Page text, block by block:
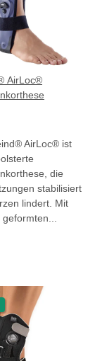
AirLoc®
AirLoc® ist
die
stabilisiert
lindert. Mit